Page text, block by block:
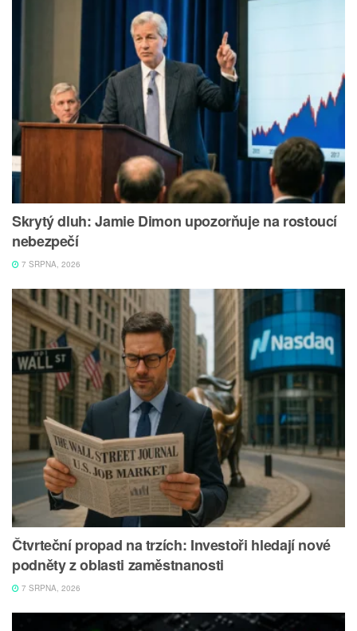
Skrytý dluh: Jamie Dimon upozorňuje na rostoucí
nebezpečí
7 SRPNA, 2026
Čtvrteční propad na trzích: Investoři hledají nové
podněty z oblasti zaměstnanosti
7 SRPNA, 2026